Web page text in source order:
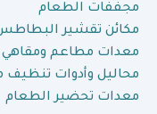
مجففات الطعام
مكائن تقشير
معدات مطاعم
محاليل وأدوات تنظيف
معدات تحضير الطعام